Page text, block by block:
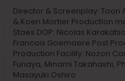
Director & Screenplay: Toon
& Koen Mortier Production
Staes DOP: Nicolas
Francois Goemaere Post
Production Facility: Nozon
Funaya, Minami Takahashi,
Masayuki Oshiro